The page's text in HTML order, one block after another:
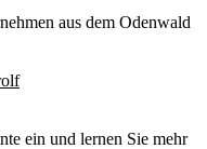
aus dem Odenwald
ein und lernen Sie mehr